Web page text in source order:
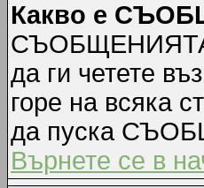
Какво е
СЪОБЩЕНИЯТА
да ги четете
горе на всяка
да пуска
Върнете се в